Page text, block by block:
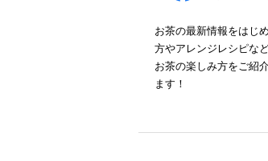
お茶の最新情報をはじ
方やアレンジレシピな
お茶の楽しみ方をご紹
ます！